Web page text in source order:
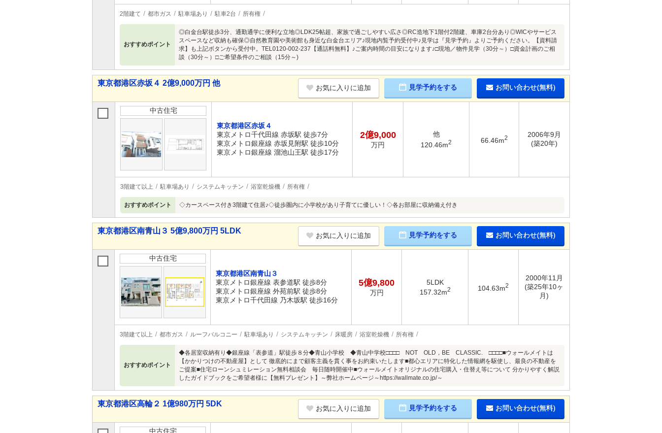
2階建て 都市ガス 駐車場あり 駐車2台 所有権
おすすめポイント
◎白金台駅徒歩3分、通勤通学に便利な立地◎LDK25帖超、家族で過ごしやすい広さ◎RC造地下1階付2階建、車庫2台分あり◎WICやサービス
スペースなど収納も確保◎自然教育園や美術館も身近な白金台エリア♪現地内覧予約受付中♪見学は『見学予約』よりご予約ください。【資料請
求】も上記ボタンから受付中。TEL0120-002-237【通話料無料】♪ご案内時間の目安になります♪□現地／物件見学（30分～）□資金計画のご相
談（30分～）□ご希望条件のご相談（15分～)
東京都港区赤坂４ 2億9,000万円 他
お気に入りに追加 見学予約をする お問い合わせ(無料)
中古住宅
東京都港区赤坂４
東京メトロ千代田線 赤坂駅 徒歩7分
東京メトロ銀座線 赤坂見附駅 徒歩10分
東京メトロ銀座線 溜池山王駅 徒歩17分
2億9,000
万円
他
120.46m2 66.46m2
2006年9月
(築20年)
3階建て以上 駐車場あり システムキッチン 浴室乾燥機 所有権
おすすめポイント ◇カースペース付き3階建て住居♪◇徒歩圏内に小学校があり子育てに優しい！◇各お部屋に収納備え付き
東京都港区南青山３ 5億9,800万円 5LDK
お気に入りに追加 見学予約をする お問い合わせ(無料)
中古住宅
東京都港区南青山３
東京メトロ銀座線 表参道駅 徒歩8分
東京メトロ銀座線 外苑前駅 徒歩8分
東京メトロ千代田線 乃木坂駅 徒歩16分
5億9,800
万円
5LDK
157.32m2 104.63m2
2000年11月
(築25年10ヶ
月)
3階建て以上 都市ガス ルーフバルコニー 駐車場あり システムキッチン 床暖房 浴室乾燥機 所有権
おすすめポイント
◆各居室収納有り◆銀座線「表参道」駅徒歩８分◆青山小学校 ◆青山中学校□□□□ NOT OLD，BE CLASSIC. □□□□■ウォールメイトは
【かかりつけの不動産屋】として 徹底的にまで顧客主義を貫く事をお約束いたします■都心エリアに特化した情報網を駆使し、最良の不動産を
ご提案■住宅ローンシュミレーション無料相談会 毎日随時開催中■ウォールメイトオリジナルの住宅購入・住替え等について 分かりやすく解説
したガイドブックをご希望者様に【無料プレゼント】～弊社ホームページ～https://wallmate.co.jp/～
東京都港区高輪２ 1億980万円 5DK
お気に入りに追加 見学予約をする お問い合わせ(無料)
中古住宅